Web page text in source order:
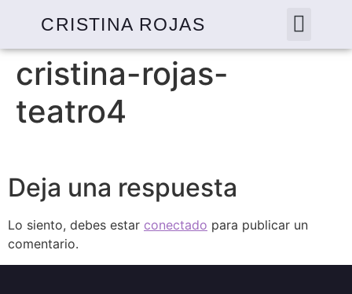
CRISTINA ROJAS
cristina-rojas-
teatro4
Deja una respuesta
Lo siento, debes estar conectado para publicar un
comentario.